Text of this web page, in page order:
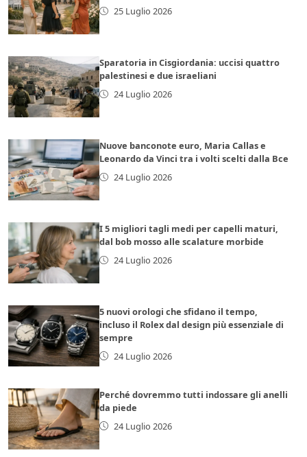
25 Luglio 2026
Sparatoria in Cisgiordania: uccisi quattro
palestinesi e due israeliani
24 Luglio 2026
Nuove banconote euro, Maria Callas e
Leonardo da Vinci tra i volti scelti dalla Bce
24 Luglio 2026
I 5 migliori tagli medi per capelli maturi,
dal bob mosso alle scalature morbide
24 Luglio 2026
5 nuovi orologi che sfidano il tempo,
incluso il Rolex dal design più essenziale di
sempre
24 Luglio 2026
Perché dovremmo tutti indossare gli anelli
da piede
24 Luglio 2026